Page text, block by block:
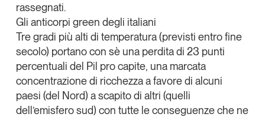
rassegnati.
Gli anticorpi green degli italiani
Tre gradi più alti di temperatura (previsti entro fine
secolo) portano con sè una perdita di 23 punti
percentuali del Pil pro capite, una marcata
concentrazione di ricchezza a favore di alcuni
paesi (del Nord) a scapito di altri (quelli
dell’emisfero sud) con tutte le conseguenze che ne